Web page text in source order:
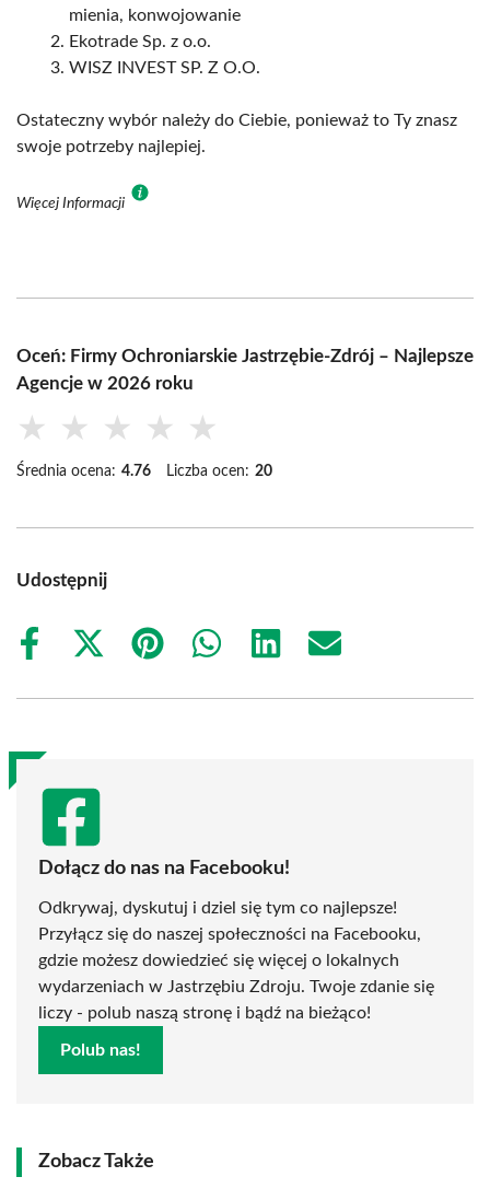
mienia, konwojowanie
Ekotrade Sp. z o.o.
WISZ INVEST SP. Z O.O.
Ostateczny wybór należy do Ciebie, ponieważ to Ty znasz
swoje potrzeby najlepiej.
Więcej Informacji
Oceń: Firmy Ochroniarskie Jastrzębie-Zdrój – Najlepsze
Agencje w 2026 roku
★ ★ ★ ★ ★
Średnia ocena: 4.76 Liczba ocen: 20
Udostępnij
Share
Share
(Twitter)
Share
Share
Share
Share
Dołącz do nas na Facebooku!
Odkrywaj, dyskutuj i dziel się tym co najlepsze!
Przyłącz się do naszej społeczności na Facebooku,
gdzie możesz dowiedzieć się więcej o lokalnych
wydarzeniach w Jastrzębiu Zdroju. Twoje zdanie się
liczy - polub naszą stronę i bądź na bieżąco!
Polub nas!
Zobacz Także